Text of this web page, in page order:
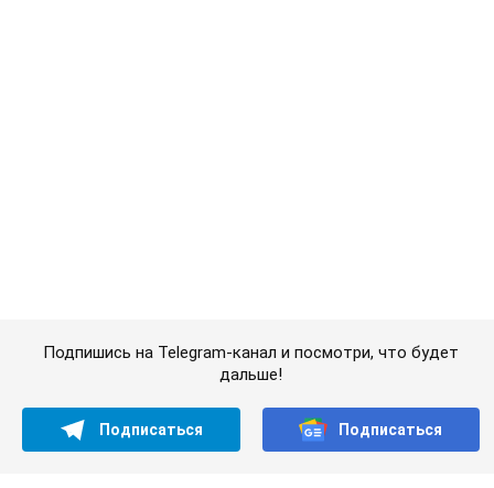
Подпишись на Telegram-канал и посмотри, что будет
дальше!
Подписаться Подписаться